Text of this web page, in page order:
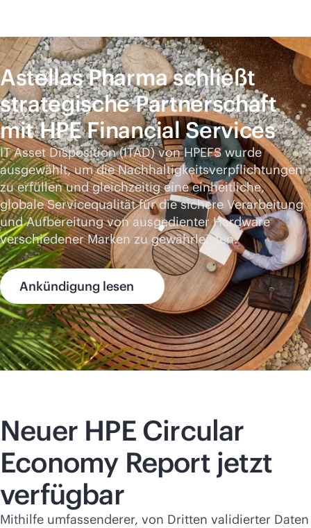
Astellas Pharma schließt
strategische Partnerschaft
mit HPE Financial Services
IT Asset Disposition (ITAD) von HPEFS wurde
ausgewählt, um die Nachhaltigkeitsverpflichtungen
zu erfüllen und gleichzeitig eine einheitliche,
globale Servicequalität für die sichere Verarbeitung
und Aufbereitung von ausgedienter Hardware
verschiedener Marken zu gewährleisten.
Ankündigung lesen
Neuer HPE Circular
Economy Report jetzt
verfügbar
Mithilfe umfassenderer, von Dritten validierter Daten